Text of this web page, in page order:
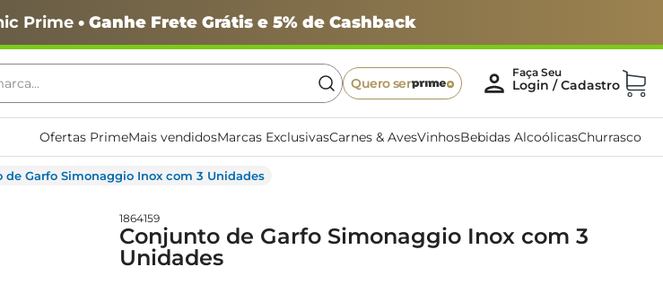
Prime• Ganhe Frete Grátis e 5% de Cashback
Quero ser
Ofertas PrimeMais vendidosMarcas ExclusivasCarnes & AvesVinhosBebidas AlcoólicasChurrasco
de Garfo Simonaggio Inox com 3 Unidades
1864159
Conjunto de Garfo Simonaggio Inox com 3
Unidades